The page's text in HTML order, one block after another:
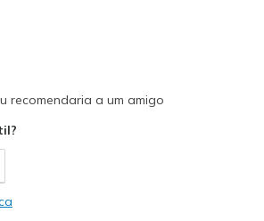
recomendaria a um amigo